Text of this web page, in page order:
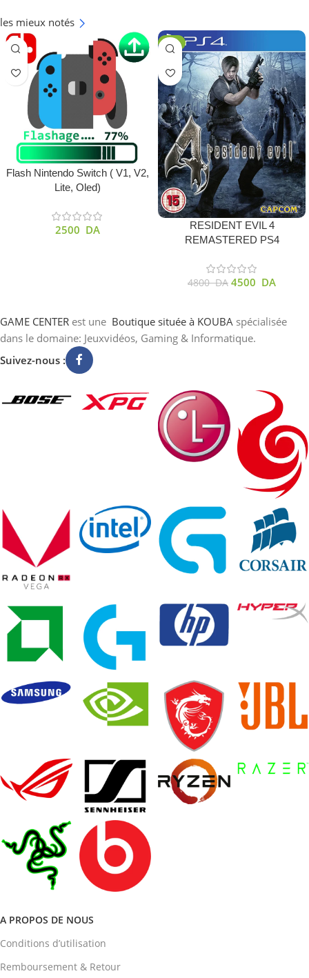
les mieux notés
Flash Nintendo Switch ( V1, V2,
Lite, Oled)
2500 DA
-6%
RESIDENT EVIL 4
REMASTERED PS4
4800DA 4500 DA
GAME CENTER est une Boutique située à KOUBA spécialisée
dans le domaine: Jeuxvidéos, Gaming & Informatique.
Suivez-nous :
A PROPOS DE NOUS
Conditions d’utilisation
Remboursement & Retour